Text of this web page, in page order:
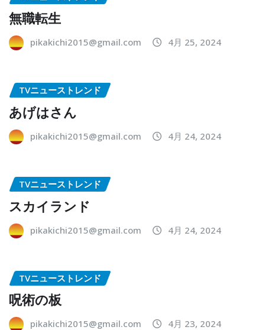
無職転生
pikakichi2015@gmail.com 4月 25, 2024
TVニューストレンド
あげはさん
pikakichi2015@gmail.com 4月 24, 2024
TVニューストレンド
スカイランド
pikakichi2015@gmail.com 4月 24, 2024
TVニューストレンド
呪術の板
pikakichi2015@gmail.com 4月 23, 2024